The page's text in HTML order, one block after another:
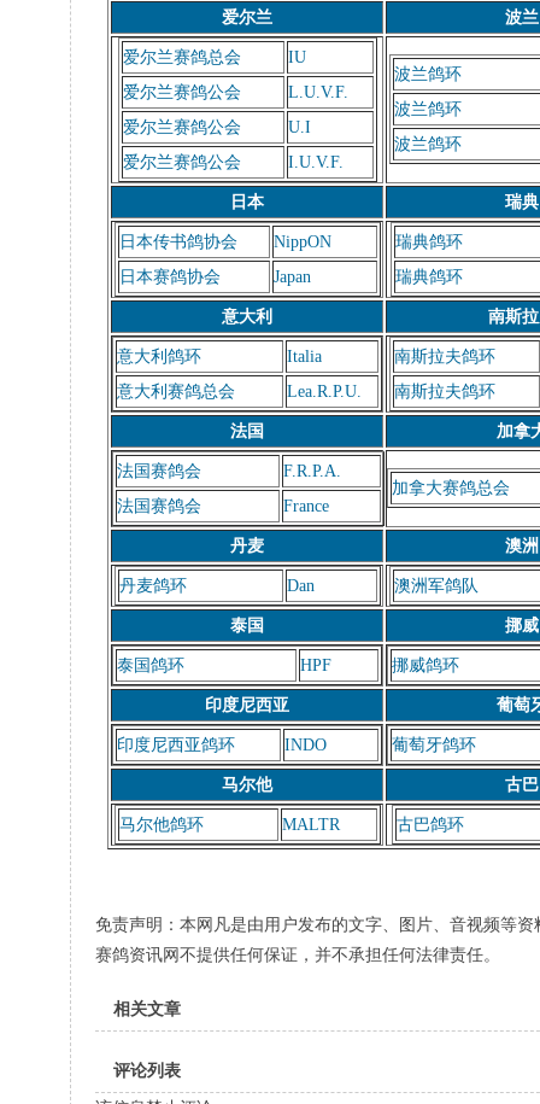
爱尔兰 波兰
爱尔兰赛鸽总会
IU
爱尔兰赛鸽公会
L.U.V.F.
爱尔兰赛鸽公会
U.I
爱尔兰赛鸽公会
I.U.V.F.
波兰鸽环
波兰鸽环
波兰鸽环
日本 瑞典
日本传书鸽协会
NippON
日本赛鸽协会
Japan
瑞典鸽环
瑞典鸽环
意大利 南斯
意大利鸽环
Italia
意大利赛鸽总会
Lea.R.P.U.
南斯拉夫鸽环
南斯拉夫鸽环
法国 加拿
法国赛鸽会
F.R.P.A.
法国赛鸽会
France
加拿大赛鸽总会
丹麦 澳洲
丹麦鸽环 Dan 澳洲军鸽队
泰国 挪威
泰国鸽环 HPF 挪威鸽环
印度尼西亚 葡萄
印度尼西亚鸽环 INDO 葡萄牙鸽环
马尔他 古巴
马尔他鸽环 MALTR 古巴鸽环
免责声明：本网凡是由用户发布的文字、图片、音视频等
赛鸽资讯网不提供任何保证，并不承担任何法律责任。
相关文章
评论列表